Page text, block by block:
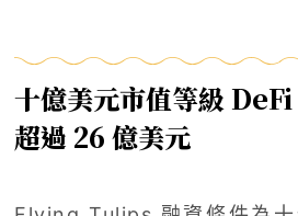
十億美元市值等級
超過 26 億美元